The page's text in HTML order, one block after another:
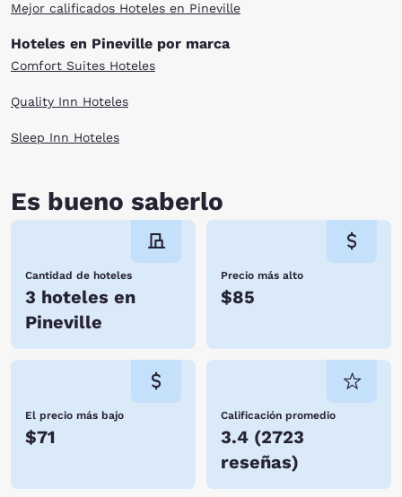
Mejor calificados Hoteles en Pineville
Hoteles en Pineville por marca
Comfort Suites Hoteles
Quality Inn Hoteles
Sleep Inn Hoteles
Es bueno saberlo
Cantidad de hoteles
3 hoteles en
Pineville
Precio más alto
$85
El precio más bajo
$71
Calificación promedio
3.4 (2723
reseñas)